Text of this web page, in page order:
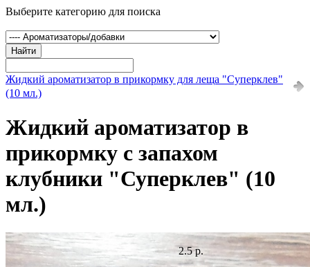
Выберите категорию для поиска
Найти
Жидкий ароматизатор в прикормку для леща "Суперклев"
(10 мл.)
Жидкий ароматизатор в
прикормку с запахом
клубники "Суперклев" (10
мл.)
2.5 р.